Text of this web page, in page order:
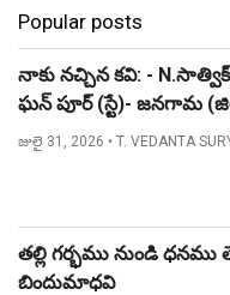
Popular posts
నాకు నచ్చిన కవి: -
ఘన్ పూర్ (స్టే)- జనగామ
జులై 31, 2026 • T. VEDANTA
తల్లి గర్భము నుండి ధనము
బిందుమాధవి